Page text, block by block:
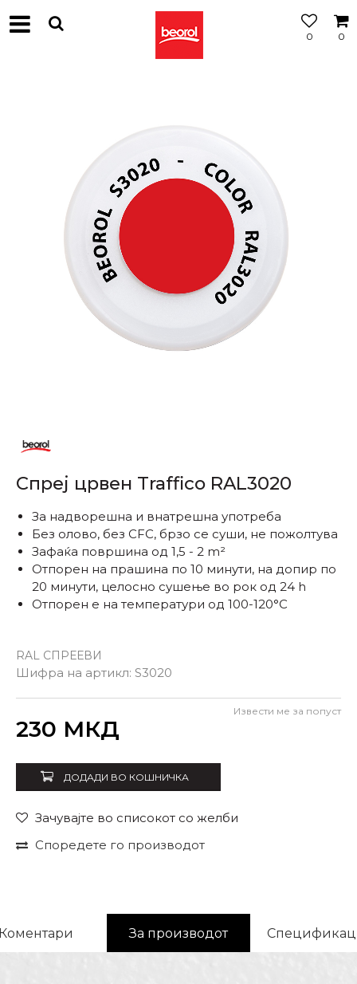
0
0
Спреј црвен Traffico RAL3020
RAL СПРЕЕВИ
Шифра на артикл: S3020
За надворешна и внатрешна употреба
Без олово, без CFC, брзо се суши, не пожолтува
Зафаќа површина од 1,5 - 2 m²
Отпорен на прашина по 10 минути, на допир по
20 минути, целосно сушење во рок од 24 h
Отпорен е на температури од 100-120°C
230 МКД
Извести ме за попуст
ДОДАДИ ВО КОШНИЧКА
Зачувајте во списокот со желби
Споредете го производот
За производот